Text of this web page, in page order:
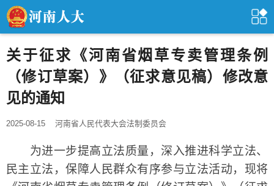
关于征求《河南省烟草专卖管理条例
（修订草案）》（征求意见稿）修改意
见的通知
2025-08-15 河南省人民代表大会法制委员会
为进一步提高立法质量，深入推进科学立法、
民主立法，保障人民群众有序参与立法活动，现将